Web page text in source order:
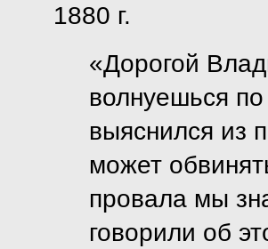
1880 г.
«Дорогой
волнуешься
выяснился из
может
провала мы
говорили об